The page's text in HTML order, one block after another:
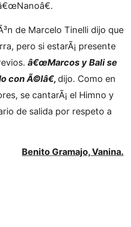
de Marcelo Tinelli dijo que
pero si estarÃ¡ presente
â€œMarcos y Bali se
con Ã©lâ€, dijo. Como en
se cantarÃ¡ el Himno y
de salida por respeto a
Benito Gramajo, Vanina.